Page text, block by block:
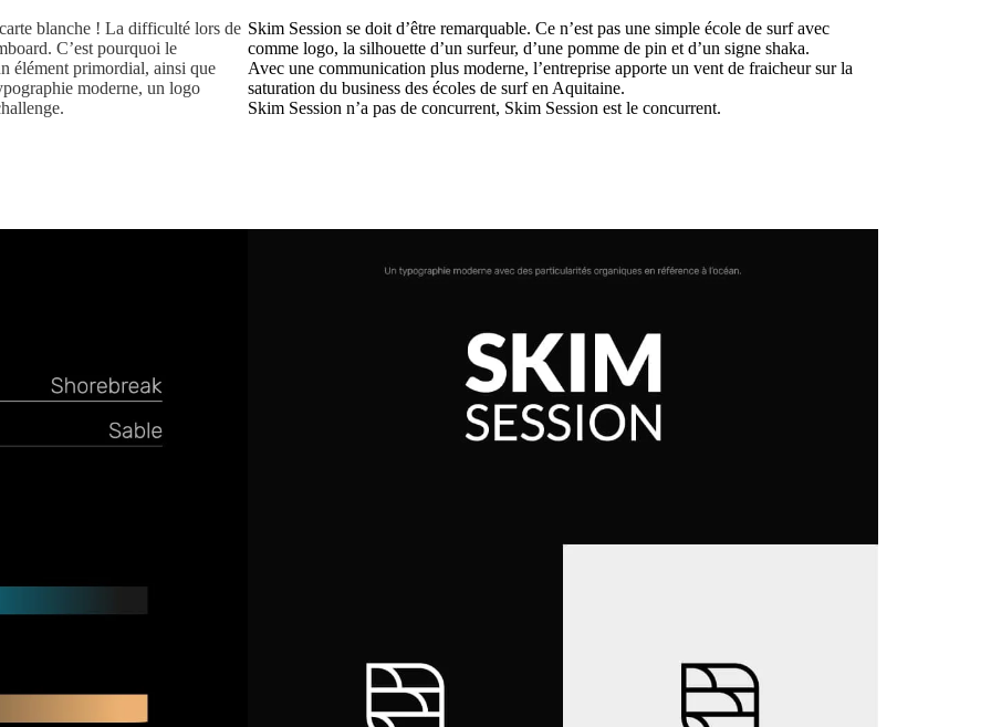
blanche ! La difficulté lors de
C’est pourquoi le
élément primordial, ainsi que
moderne, un logo
Skim Session se doit d’être remarquable. Ce n’est pas une simple école de surf avec
comme logo, la silhouette d’un surfeur, d’une pomme de pin et d’un signe shaka.
Avec une communication plus moderne, l’entreprise apporte un vent de fraicheur sur la
saturation du business des écoles de surf en Aquitaine.
Skim Session n’a pas de concurrent, Skim Session est le concurrent.